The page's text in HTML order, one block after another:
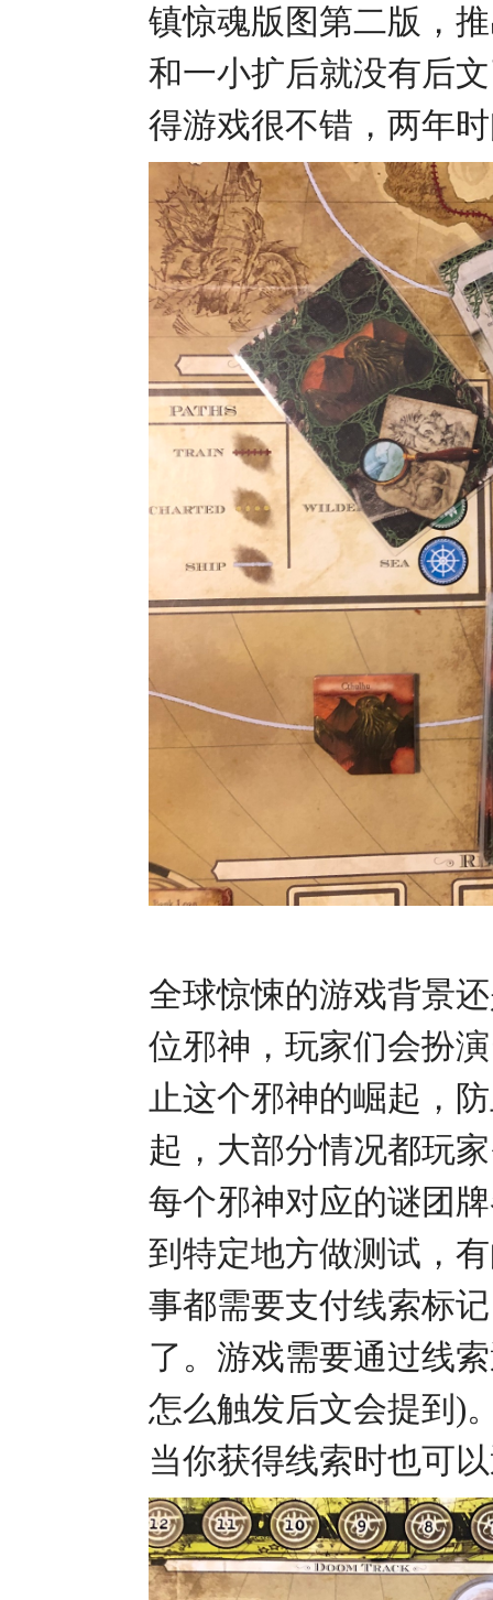
镇惊魂版图第二版，
和一小扩后就没有后
得游戏很不错，两年
全球惊悚的游戏背景
位邪神，玩家们会扮
止这个邪神的崛起，
起，大部分情况都玩
每个邪神对应的谜团
到特定地方做测试，
事都需要支付线索标
了。游戏需要通过线
怎么触发后文会提到)
当你获得线索时也可